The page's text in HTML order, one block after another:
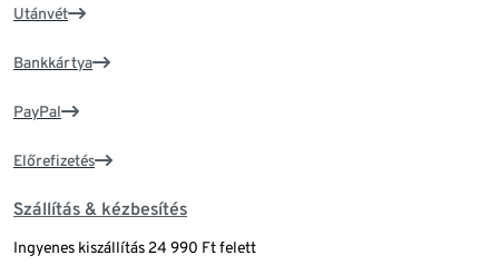
Utánvét
Bankkártya
PayPal
Előrefizetés
Szállítás & kézbesítés
Ingyenes kiszállítás 24 990 Ft felett